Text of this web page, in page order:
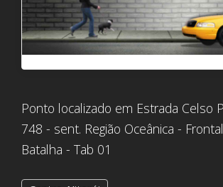
Ponto localizado em Estrada Celso
748 - sent. Região Oceânica -
Batalha - Tab 01